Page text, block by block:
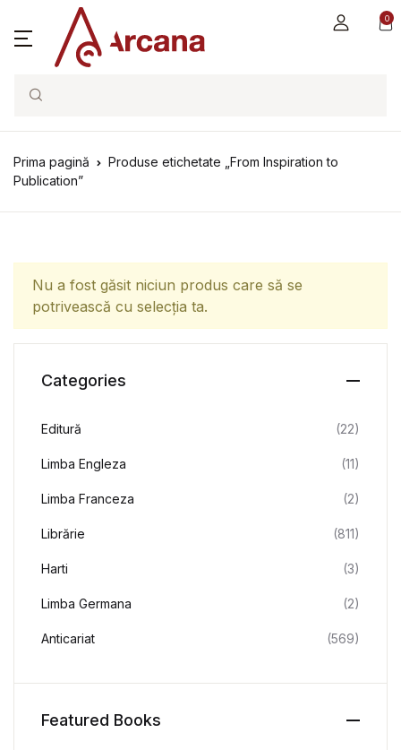
0
Search
Prima pagină
Produse etichetate „From Inspiration to
Publication”
Nu a fost găsit niciun produs care să se
potrivească cu selecția ta.
Categories
Editură (22)
Limba Engleza (11)
Limba Franceza (2)
Librărie (811)
Harti (3)
Limba Germana (2)
Anticariat (569)
Featured Books